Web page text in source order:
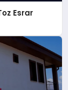
Esrar